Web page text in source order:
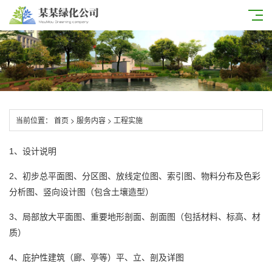
当前位置： 首页 > 服务内容 > 工程实施
1、设计说明
2、初步总平面图、分区图、放线定位图、索引图、物料分布及色彩
分析图、 竖向设计图 （包含土壤造型）
3、局部放大平面图、重要地形剖面、剖面图（包括材料、标高、材
质）
4、庇护性建筑（廊、亭等）平、立、剖及详图